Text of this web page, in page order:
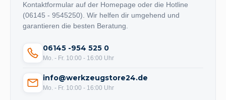
Kontaktformular auf der Homepage oder die Hotline
(06145 - 9545250). Wir helfen dir umgehend und
garantieren die besten Beratung.
06145 -954 525 0
Mo. - Fr. 10:00 - 16:00 Uhr
info@werkzeugstore24.de
Mo. - Fr. 10:00 - 16:00 Uhr